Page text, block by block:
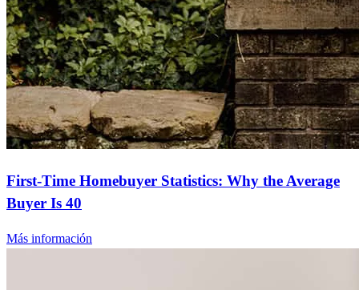
First-Time Homebuyer Statistics: Why the Average
Buyer Is 40
Más información